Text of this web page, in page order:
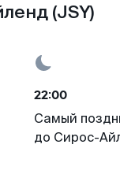
(JSY)
22:00
Самый
до Сирос-